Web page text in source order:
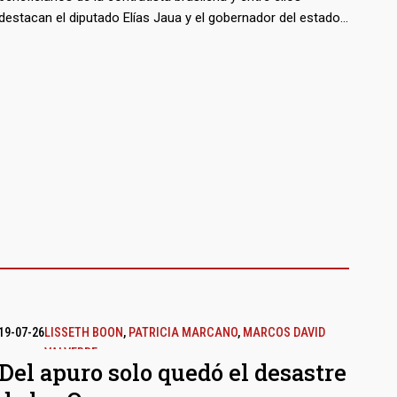
el diputado Elías Jaua y el gobernador del estado
19-07-26LISSETH BOON, PATRICIA MARCANO, MARCOS DAVID
VALVERDE
Del apuro solo quedó el desastre